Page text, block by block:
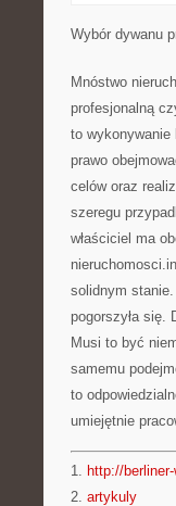
Wybór dywanu
Mnóstwo
profesjonalną
to wykonywanie
prawo
celów oraz
szeregu
właściciel ma
solidnym
pogorszyła się.
Musi to być
samemu
to
umiejętnie
1. http://
2. artykuly